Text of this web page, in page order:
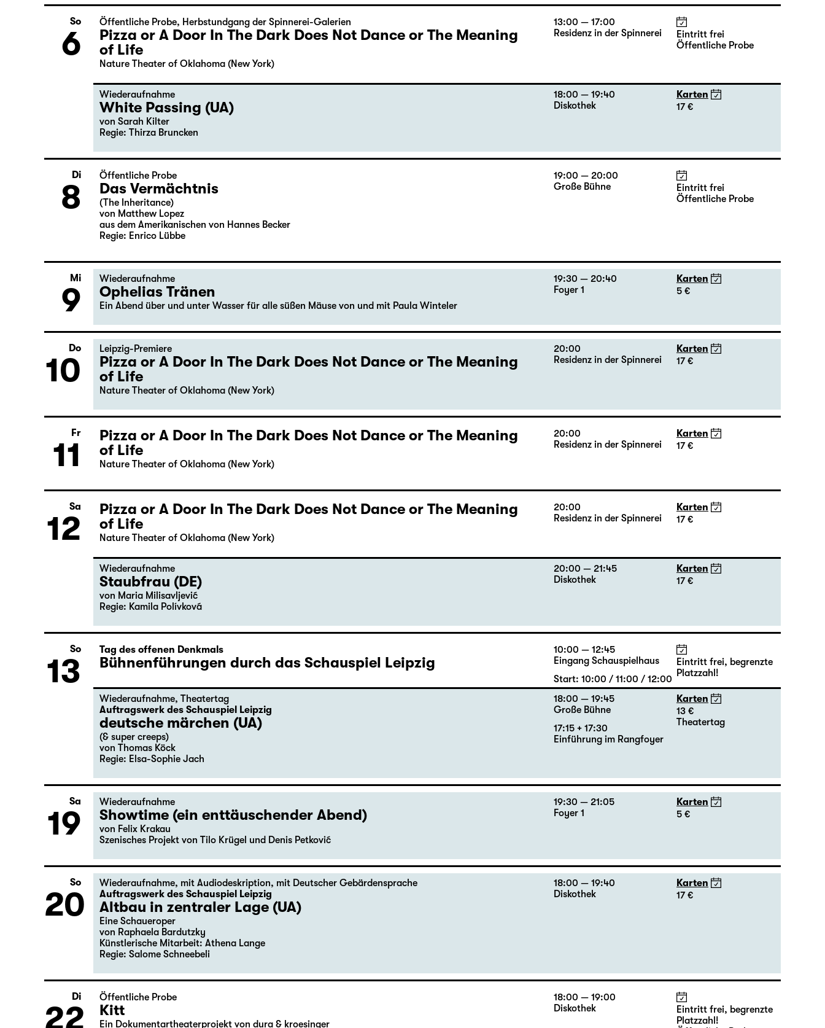
So
6
Eintritt frei
Öffentliche Probe
13:00 — 17:00
Residenz in der Spinnerei
Öffentliche Probe, Herbstundgang der Spinnerei-Galerien
Pizza or A Door In The Dark Does Not Dance or The Meaning
of Life
Nature Theater of Oklahoma (New York)
Karten
17 €
18:00 — 19:40
Diskothek
Wiederaufnahme
White Passing (UA)
von Sarah Kilter
Regie: Thirza Bruncken
Di
8
Eintritt frei
Öffentliche Probe
19:00 — 20:00
Große Bühne
Öffentliche Probe
Das Vermächtnis
(The Inheritance)
von Matthew Lopez
aus dem Amerikanischen von Hannes Becker
Regie: Enrico Lübbe
Mi
9
Karten
5 €
19:30 — 20:40
Foyer 1
Wiederaufnahme
Ophelias Tränen
Ein Abend über und unter Wasser für alle süßen Mäuse von und mit Paula Winteler
Do
10
Karten
17 €
20:00
Residenz in der Spinnerei
Leipzig-Premiere
Pizza or A Door In The Dark Does Not Dance or The Meaning
of Life
Nature Theater of Oklahoma (New York)
Fr
11
Karten
17 €
20:00
Residenz in der Spinnerei
Pizza or A Door In The Dark Does Not Dance or The Meaning
of Life
Nature Theater of Oklahoma (New York)
Sa
12
Karten
17 €
20:00
Residenz in der Spinnerei
Pizza or A Door In The Dark Does Not Dance or The Meaning
of Life
Nature Theater of Oklahoma (New York)
Karten
17 €
20:00 — 21:45
Diskothek
Wiederaufnahme
Staubfrau (DE)
von Maria Milisavljević
Regie: Kamila Polívková
So
13
Eintritt frei, begrenzte
Platzzahl!
10:00 — 12:45
Eingang Schauspielhaus
Start: 10:00 / 11:00 / 12:00
Tag des offenen Denkmals
Bühnenführungen durch das Schauspiel Leipzig
Karten
13 €
Theatertag
18:00 — 19:45
Große Bühne
17:15 + 17:30
Einführung im Rangfoyer
Wiederaufnahme, Theatertag
Auftragswerk des Schauspiel Leipzig
deutsche märchen (UA)
(& super creeps)
von Thomas Köck
Regie: Elsa-Sophie Jach
Sa
19
Karten
5 €
19:30 — 21:05
Foyer 1
Wiederaufnahme
Showtime (ein enttäuschender Abend)
von Felix Krakau
Szenisches Projekt von Tilo Krügel und Denis Petković
So
20
Karten
17 €
18:00 — 19:40
Diskothek
Wiederaufnahme, mit Audiodeskription, mit Deutscher Gebärdensprache
Auftragswerk des Schauspiel Leipzig
Altbau in zentraler Lage (UA)
Eine Schaueroper
von Raphaela Bardutzky
Künstlerische Mitarbeit: Athena Lange
Regie: Salome Schneebeli
Di
22
Eintritt frei, begrenzte
Platzzahl!
18:00 — 19:00
Diskothek
Öffentliche Probe
Kitt
Ein Dokumentartheaterprojekt von dura & kroesinger